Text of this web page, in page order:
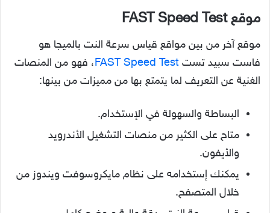
موقع FAST Speed Test
موقع آخر من بين مواقع قياس سرعة النت بالميجا هو
فاست سبيد تست
، فهو من المنصات
الغنية عن التعريف لما يتمتع بها من مميزات من بينها:
البساطة والسهولة في الإستخدام.
متاح على الكثير من منصات التشغيل الأندرويد
والأيفون.
يمكنك إستخدامه على نظام مايكروسوفت ويندوز من
خلال المتصفح.